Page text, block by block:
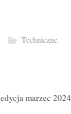
Techniczne
marzec 2024